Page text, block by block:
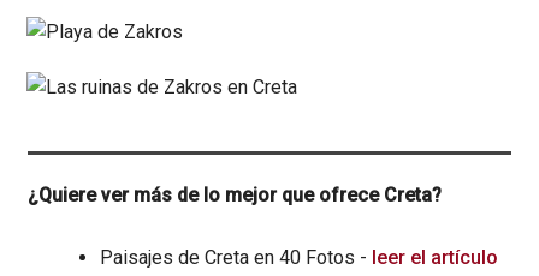
¿Quiere ver más de lo mejor que ofrece Creta?
Paisajes de Creta en 40 Fotos - leer el artículo